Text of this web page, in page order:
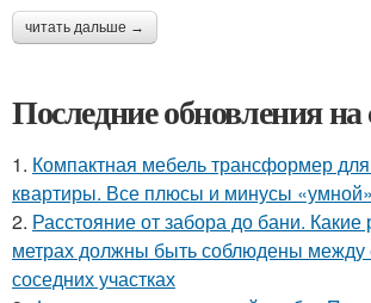
читать дальше →
Последние обновления на
1. Компактная мебель трансформер
квартиры. Все плюсы и минусы
2. Расстояние от забора до бани. Какие
метрах должны быть соблюдены между
соседних участках